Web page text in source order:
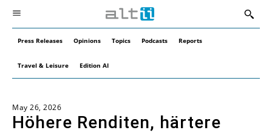
Press Releases Opinions Topics Podcasts Reports
Travel & Leisure Edition AI
May 26, 2026
Höhere Renditen, härtere